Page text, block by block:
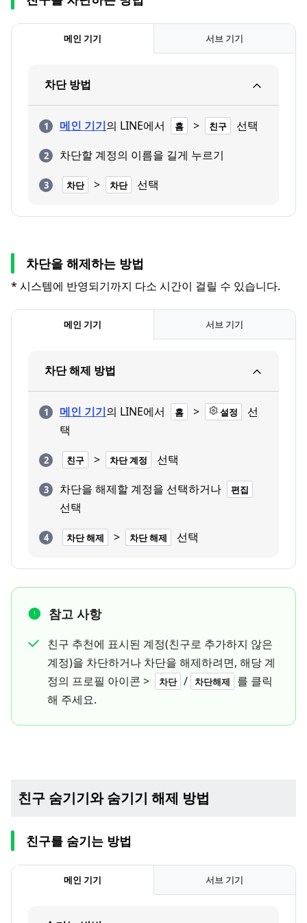
메인 기기 서브 기기
차단 방법
메인 기기의 LINE에서 홈 > 친구
선택
차단할 계정의 이름을 길게 누르기
차단 > 차단 선택
차단을 해제하는 방법
* 시스템에 반영되기까지 다소 시간이 걸릴 수 있습니다.
메인 기기 서브 기기
차단 해제 방법
메인 기기의 LINE에서 홈 > 설정
선
택
친구 > 차단 계정
선택
차단을 해제할 계정을 선택하거나
편집
선택
차단 해제 > 차단 해제 선택
참고 사항
친구 추천에 표시된 계정(친구로 추가하지 않은
계정)을 차단하거나 차단을 해제하려면, 해당 계
정의 프로필 아이콘 >
차단 / 차단해제
를 클릭
해 주세요.
친구 숨기기와 숨기기 해제 방법
친구를 숨기는 방법
메인 기기 서브 기기